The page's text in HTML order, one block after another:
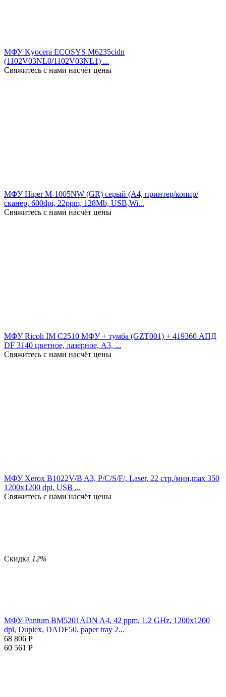
МФУ Kyocera ECOSYS M6235cidn
(1102V03NL0/1102V03NL1) ...
Свяжитесь с нами насчёт цены
МФУ Hiper M-1005NW (GR) серый (A4, принтер/копир/
сканер, 600dpi, 22ppm, 128Mb, USB,Wi...
Свяжитесь с нами насчёт цены
МФУ Ricoh IM C2510 МФУ + тумба (GZT001) + 419360 АПД
DF 3140 цветное, лазерное, A3, ...
Свяжитесь с нами насчёт цены
МФУ Xerox B1022V/B A3, P/C/S/F/, Laser, 22 стр./мин,max 350
1200x1200 dpi, USB ...
Свяжитесь с нами насчёт цены
Скидка 12%
МФУ Pantum BM5201ADN A4, 42 ppm, 1.2 GHz, 1200x1200
dpi, Duplex, DADF50, paper tray 2...
68 806 Р
60 561 Р